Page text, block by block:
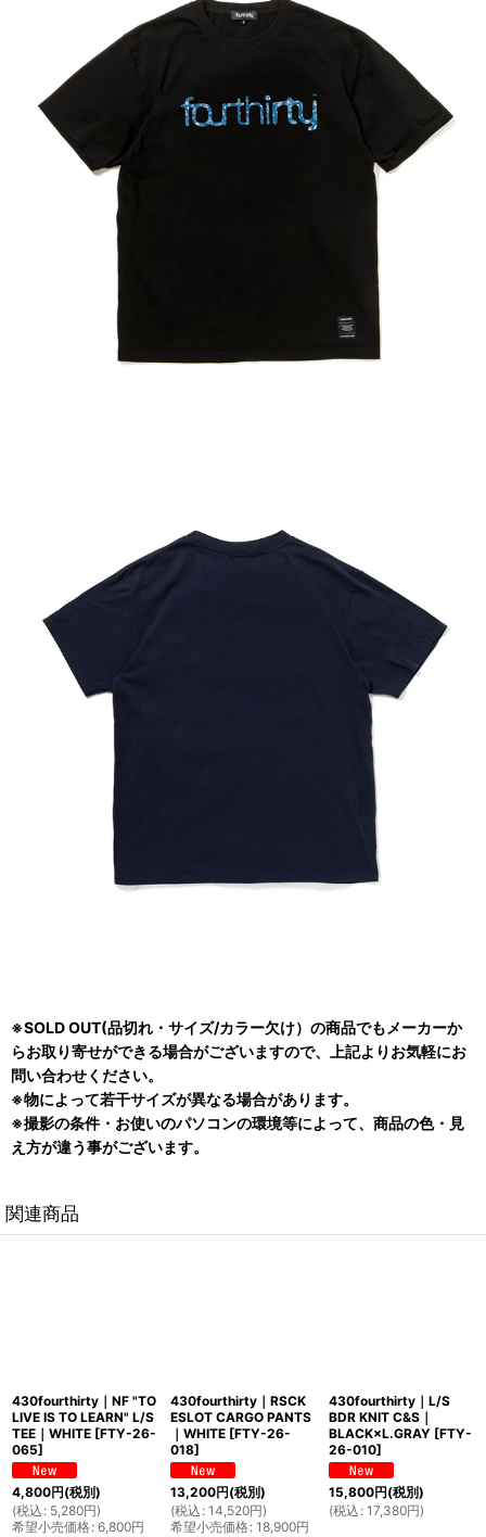
※SOLD OUT(品切れ・サイズ/カラー欠け）の商品でもメーカーか
らお取り寄せができる場合がございますので、上記よりお気軽にお
問い合わせください。
※物によって若干サイズが異なる場合があります。
※撮影の条件・お使いのパソコンの環境等によって、商品の色・見
え方が違う事がございます。
関連商品
430fourthirty｜NF "TO
LIVE IS TO LEARN" L/S
TEE｜WHITE [FTY-26-
065]
4,800円(税別)
(税込 : 5,280円)
希望小売価格: 6,800円
430fourthirty｜RSCK
ESLOT CARGO PANTS
｜WHITE [FTY-26-
018]
13,200円(税別)
(税込 : 14,520円)
希望小売価格: 18,900円
430fourthirty｜L/S
BDR KNIT C&S｜
BLACK×L.GRAY [FTY-
26-010]
15,800円(税別)
(税込 : 17,380円)